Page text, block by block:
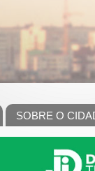
SOBRE O